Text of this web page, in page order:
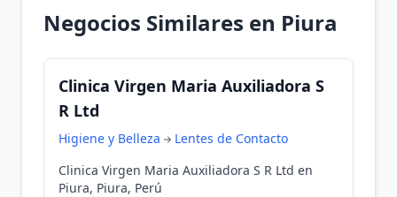
Negocios Similares en Piura
Clinica Virgen Maria Auxiliadora S
R Ltd
Higiene y Belleza
Lentes de Contacto
Clinica Virgen Maria Auxiliadora S R Ltd en
Piura, Piura, Perú